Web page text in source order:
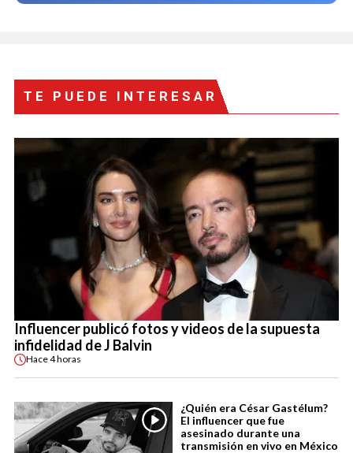
TE PUEDE INTERESAR
Influencer publicó fotos y videos de la supuesta
infidelidad de J Balvin
Hace4 horas
¿Quién era César Gastélum?
El influencer que fue
asesinado durante una
transmisión en vivo en México